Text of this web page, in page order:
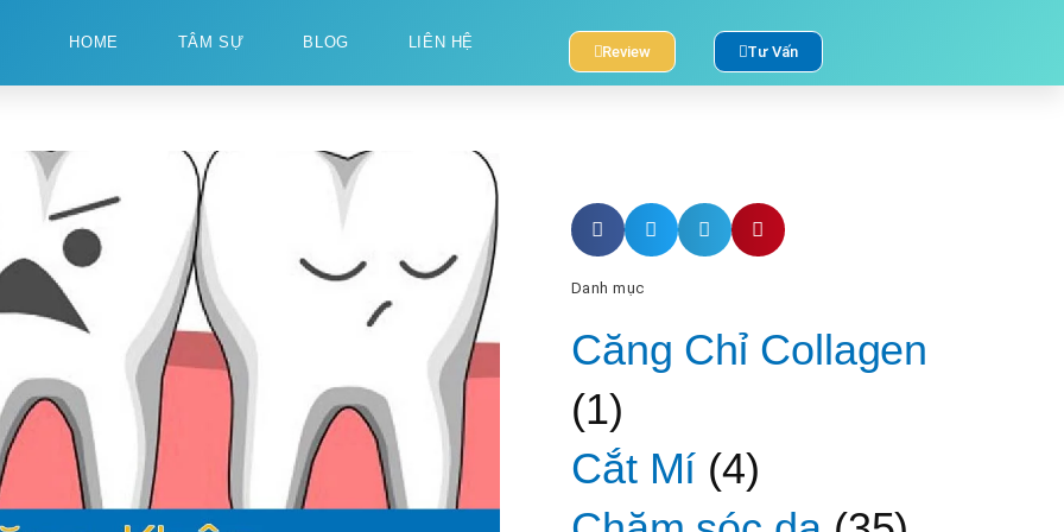
HOME TÂM SỰ BLOG LIÊN HỆ
Review Tư Vấn
Danh mục
Căng Chỉ Collagen
(1)
Cắt Mí (4)